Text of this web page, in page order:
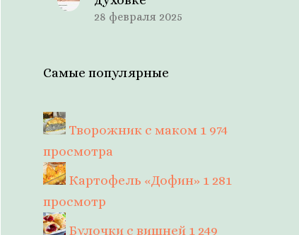
28 февраля 2025
Самые популярные
Творожник с маком 1 974
просмотра
Картофель «Дофин» 1 281
просмотр
Булочки с вишней 1 249